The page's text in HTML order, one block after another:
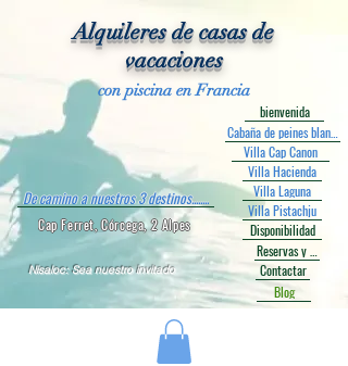
Alquileres de casas de
vacaciones
con piscina en Francia
bienvenida
Villa Cap Canon
Villa Hacienda
De camino a nuestros 3 destinos........
Cap Ferret, Córcega, 2 Alpes
Villa Laguna
Villa Pistachju
Disponibilidad
Nisaloc: Sea nuestro invitado
Contactar
Blog